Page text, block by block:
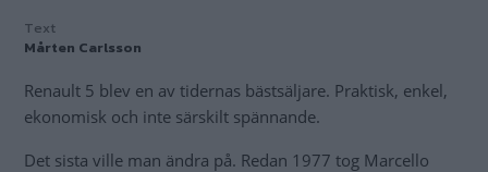
Text
Mårten Carlsson
Renault 5 blev en av tidernas bästsäljare. Praktisk, enkel,
ekonomisk och inte särskilt spännande.
Det sista ville man ändra på. Redan 1977 tog Marcello